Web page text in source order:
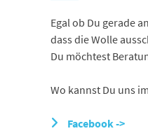
Egal ob Du gerade
dass die Wolle
Du möchtest
Wo kannst Du uns
Facebook ->